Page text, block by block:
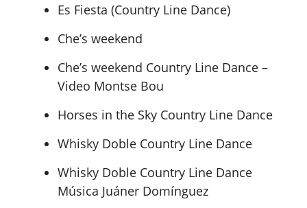
Es Fiesta (Country Line Dance)
Che’s weekend
Che’s weekend Country Line Dance –
Video Montse Bou
Horses in the Sky Country Line Dance
Whisky Doble Country Line Dance
Whisky Doble Country Line Dance
Música Juáner Domínguez